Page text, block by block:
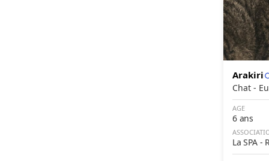
Arakiri
Chat
AGE
6 ans
La SPA -